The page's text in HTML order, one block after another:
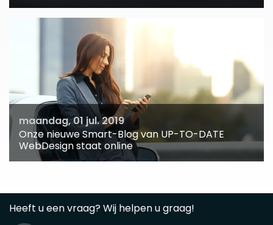
maandag, 01 jul. 2019
Onze nieuwe Smart-Blog van UP-TO-DATE
WebDesign staat online
Heeft u een vraag? Wij helpen u graag!